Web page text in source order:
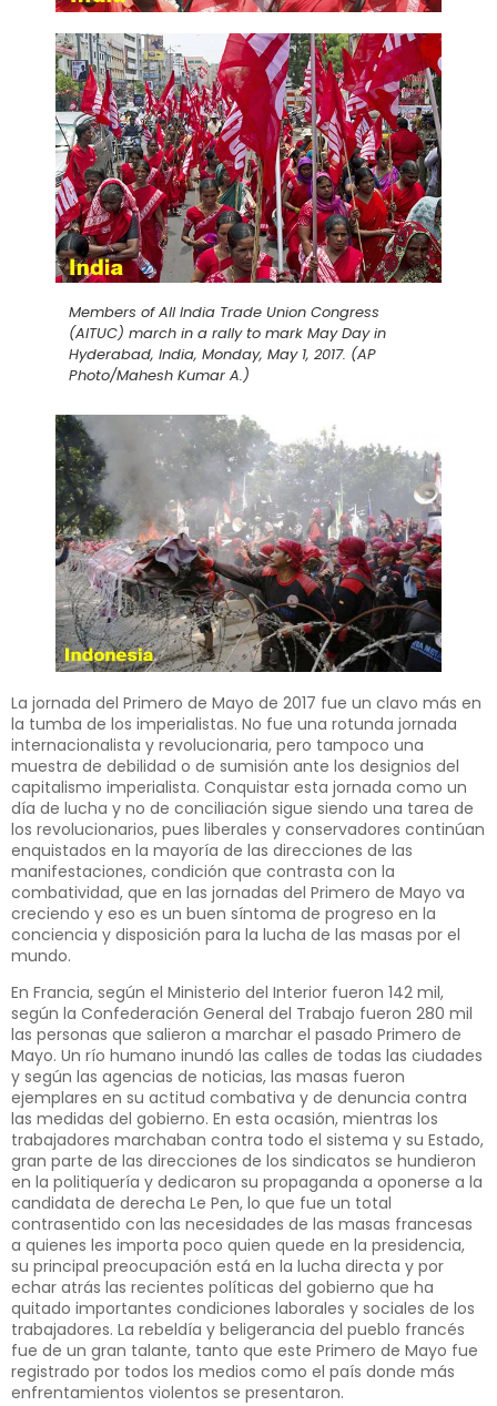
Members of All India Trade Union Congress
(AITUC) march in a rally to mark May Day in
Hyderabad, India, Monday, May 1, 2017. (AP
Photo/Mahesh Kumar A.)
La jornada del Primero de Mayo de 2017 fue un clavo más en
la tumba de los imperialistas. No fue una rotunda jornada
internacionalista y revolucionaria, pero tampoco una
muestra de debilidad o de sumisión ante los designios del
capitalismo imperialista. Conquistar esta jornada como un
día de lucha y no de conciliación sigue siendo una tarea de
los revolucionarios, pues liberales y conservadores continúan
enquistados en la mayoría de las direcciones de las
manifestaciones, condición que contrasta con la
combatividad, que en las jornadas del Primero de Mayo va
creciendo y eso es un buen síntoma de progreso en la
conciencia y disposición para la lucha de las masas por el
mundo.
En Francia, según el Ministerio del Interior fueron 142 mil,
según la Confederación General del Trabajo fueron 280 mil
las personas que salieron a marchar el pasado Primero de
Mayo. Un río humano inundó las calles de todas las ciudades
y según las agencias de noticias, las masas fueron
ejemplares en su actitud combativa y de denuncia contra
las medidas del gobierno. En esta ocasión, mientras los
trabajadores marchaban contra todo el sistema y su Estado,
gran parte de las direcciones de los sindicatos se hundieron
en la politiquería y dedicaron su propaganda a oponerse a la
candidata de derecha Le Pen, lo que fue un total
contrasentido con las necesidades de las masas francesas
a quienes les importa poco quien quede en la presidencia,
su principal preocupación está en la lucha directa y por
echar atrás las recientes políticas del gobierno que ha
quitado importantes condiciones laborales y sociales de los
trabajadores. La rebeldía y beligerancia del pueblo francés
fue de un gran talante, tanto que este Primero de Mayo fue
registrado por todos los medios como el país donde más
enfrentamientos violentos se presentaron.